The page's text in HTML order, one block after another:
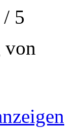
5
von